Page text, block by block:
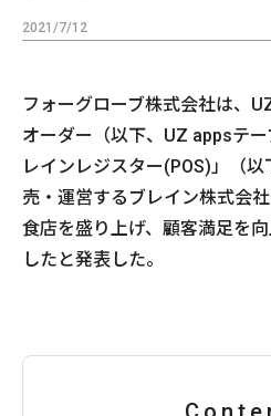
2021/7/12
フォーグローブ株式会社は、
オーダー（以下、UZ appsテ
レインレジスター(POS)」（
売・運営するブレイン株式会
食店を盛り上げ、顧客満足を
したと発表した。